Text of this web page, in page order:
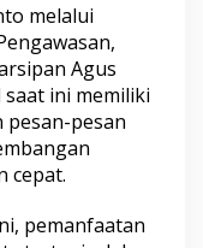
melalui
Agus
ini memiliki
pesan-pesan
cepat.
pemanfaatan